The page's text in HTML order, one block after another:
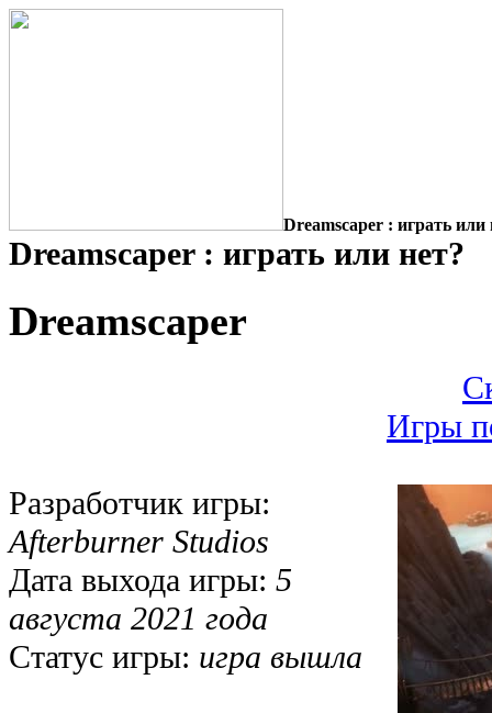
Dreamscaper : играть или
Dreamscaper : играть или нет?
Dreamscaper
Игры
Разработчик игры:
Afterburner Studios
Дата выхода игры: 5
августа 2021 года
Статус игры: игра вышла